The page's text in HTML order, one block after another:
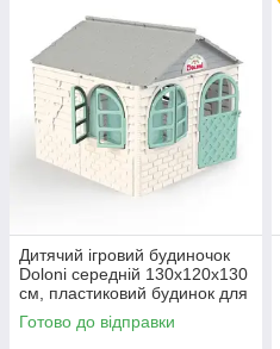
Дитячий ігровий будиночок
Doloni середній 130х120х130
см, пластиковий будинок для
дітей, сіро-бірюзовий
Готово до відправки